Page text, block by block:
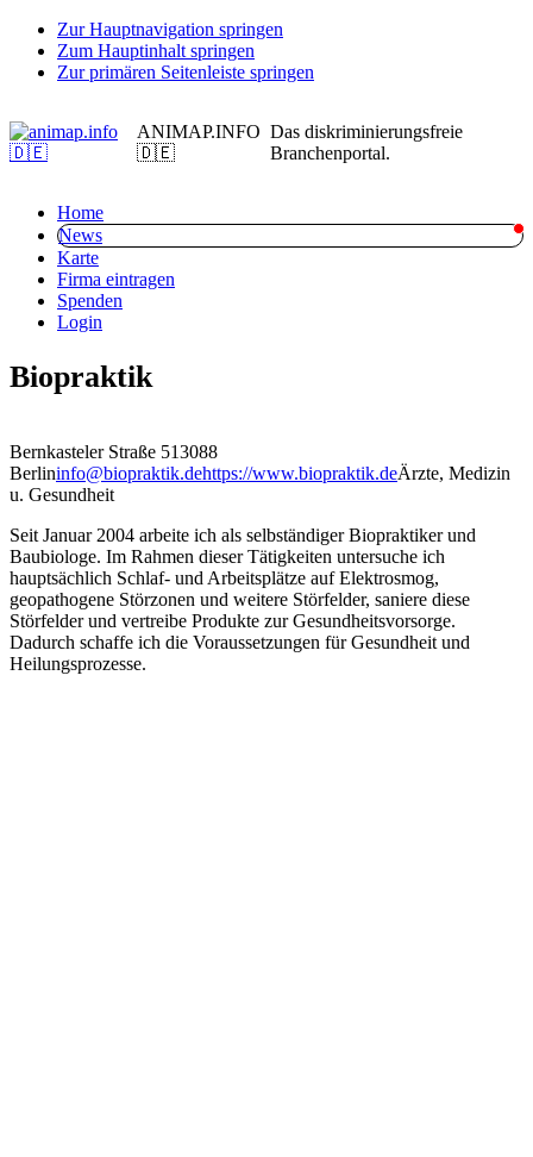
Zur Hauptnavigation springen
Zum Hauptinhalt springen
Zur primären Seitenleiste springen
ANIMAP.INFO
🇩🇪
Das diskriminierungsfreie
Branchenportal.
Home
News
Karte
Firma eintragen
Spenden
Login
Biopraktik
Bernkasteler Straße 513088
Berlininfo@biopraktik.dehttps://www.biopraktik.deÄrzte, Medizin
u. Gesundheit
Seit Januar 2004 arbeite ich als selbständiger Biopraktiker und
Baubiologe. Im Rahmen dieser Tätigkeiten untersuche ich
hauptsächlich Schlaf- und Arbeitsplätze auf Elektrosmog,
geopathogene Störzonen und weitere Störfelder, saniere diese
Störfelder und vertreibe Produkte zur Gesundheitsvorsorge.
Dadurch schaffe ich die Voraussetzungen für Gesundheit und
Heilungsprozesse.